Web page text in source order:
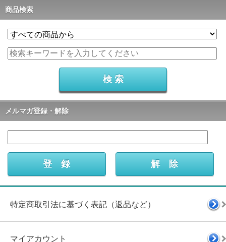
商品検索
メルマガ登録・解除
特定商取引法に基づく表記（返品など）
マイアカウント